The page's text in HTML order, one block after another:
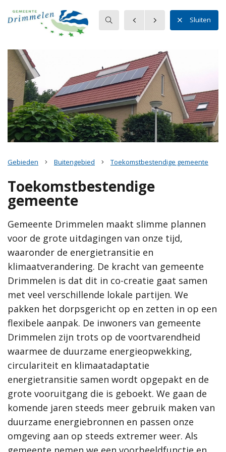
In de Omgevingsvisie laten we zien waar de gemeente
Drimmelen voor staat en waar we naar toe willen in de
toekomst. De combinatie van ‘thema’s’, ‘waarden’ en ‘ambities’
bepaalt wat er wel en niet kan in onze verschillende gebieden.
De huidige status van deze website is definitief (vastgesteld 18
november 2021).
Lees verder via één van de trefwoorden over het onderwerp of
Voorwoord wethouder Jan-Willem Stoop
Samenvattingskaart
Proces
Hoe werkt de website?
Rol van de gemeente
Contact
Gebieden
Drimmelen
Hooge Zwaluwe
Terheijden
Wagenberg
Toon alle
Thema's
Zoeken
Zoeken Sluiten
Gebieden Buitengebied Toekomstbestendige gemeente
Toekomstbestendige
gemeente
Gemeente Drimmelen maakt slimme plannen
voor de grote uitdagingen van onze tijd,
waaronder de energietransitie en
klimaatverandering. De kracht van gemeente
Drimmelen is dat dit in co-creatie gaat samen
met veel verschillende lokale partijen. We
pakken het dorpsgericht op en zetten in op een
flexibele aanpak. De inwoners van gemeente
Drimmelen zijn trots op de voortvarendheid
waarmee de duurzame energieopwekking,
circulariteit en klimaatadaptatie
energietransitie samen wordt opgepakt en de
grote vooruitgang die is geboekt. We gaan de
komende jaren steeds meer gebruik maken van
duurzame energiebronnen en passen onze
omgeving aan op steeds extremer weer. Als